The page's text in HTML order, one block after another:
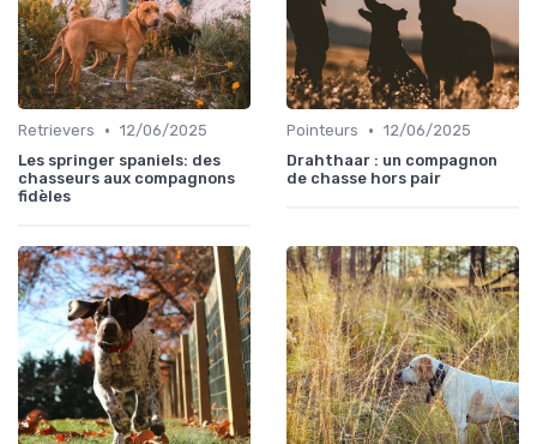
Retrievers • 12/06/2025
Les springer spaniels: des
chasseurs aux compagnons
fidèles
Pointeurs • 12/06/2025
Drahthaar : un compagnon
de chasse hors pair